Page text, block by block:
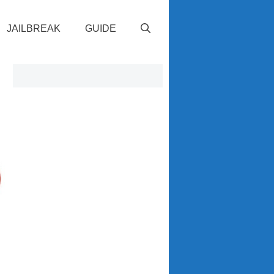
JAILBREAK GUIDE